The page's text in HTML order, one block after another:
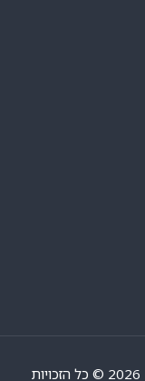
2026 © כל הזכויות